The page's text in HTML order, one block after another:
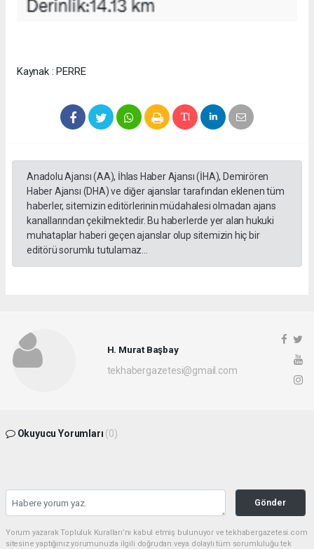
Kaynak : PERRE
Anadolu Ajansı (AA), İhlas Haber Ajansı (İHA), Demirören
Haber Ajansı (DHA) ve diğer ajanslar tarafından eklenen tüm
haberler, sitemizin editörlerinin müdahalesi olmadan ajans
kanallarından çekilmektedir. Bu haberlerde yer alan hukuki
muhataplar haberi geçen ajanslar olup sitemizin hiç bir
editörü sorumlu tutulamaz...
H. Murat Başbay
tekhabergazetesi@gmail.com
Okuyucu Yorumları (0)
Gönder
Yorum yazarak Topluluk Kuralları’nı kabul etmiş bulunuyor ve tekhabergazetesi.com
sitesine yaptığınız yorumunuzla ilgili doğrudan veya dolaylı tüm sorumluluğu tek